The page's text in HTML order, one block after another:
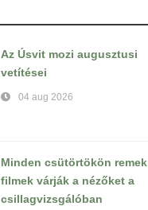
Az Úsvit mozi augusztusi
vetítései
04 aug 2026
Minden csütörtökön remek
filmek várják a nézőket a
csillagvizsgálóban